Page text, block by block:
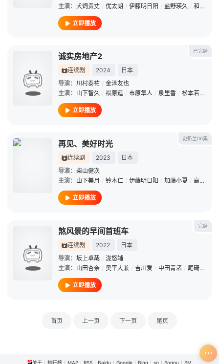
主演： 犬饲贵丈 / 优太朗 / 伊藤明日阳 / 盐野瑛久 / 和田飒
立即播放
已完结
诚实房地产2
连续剧 2024
日本
导演： 川村泰祐 / 金泽友也
主演： 山下智久 / 福原遥 / 市原隼人 / 泉里香 / 松本若菜
立即播放
更新至06集
再见、美好时光
连续剧 2023
日本
导演： 柴山健次
主演： 山下美月 / 铃木仁 / 伊藤明日阳 / 加藤小夏 / 高月彩良
立即播放
完结
煞风景的早间首班车
连续剧 2022
日本
导演： 坂上卓哉 / 泷悠辅
主演： 山田杏奈 / 奥平大兼 / 吉川爱 / 中田青渚 / 尾碕真花
立即播放
首页 上一页 下一页 尾页
关于 排行榜 MAP RSS Baidu Google Bing so Sogou SM